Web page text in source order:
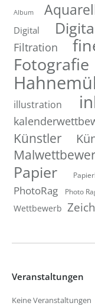
Album
Digital
Filtration
Fotografie
illustration
Künstler
Papier
PhotoRag Photo
Wettbewerb
Veranstaltungen
Keine Veranstaltungen